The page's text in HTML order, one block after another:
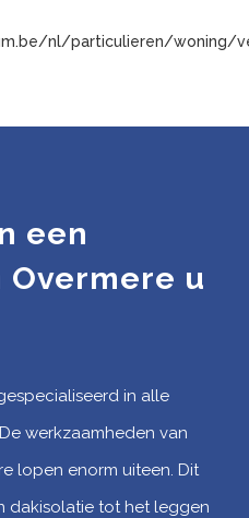
nl/particulieren/woning/
een
u
in alle
werkzaamheden van
lopen enorm uiteen. Dit
dakisolatie tot het leggen